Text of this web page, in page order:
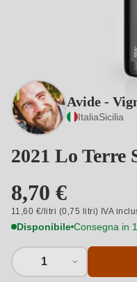
Avide -
ItaliaSicilia
2021 Lo Terre
8,70 €
11,60 €/litri (0,75 litri) IVA
Disponibile Consegna in
1